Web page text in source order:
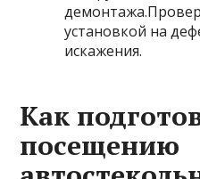
установкой на
искажения.
Как
посещению